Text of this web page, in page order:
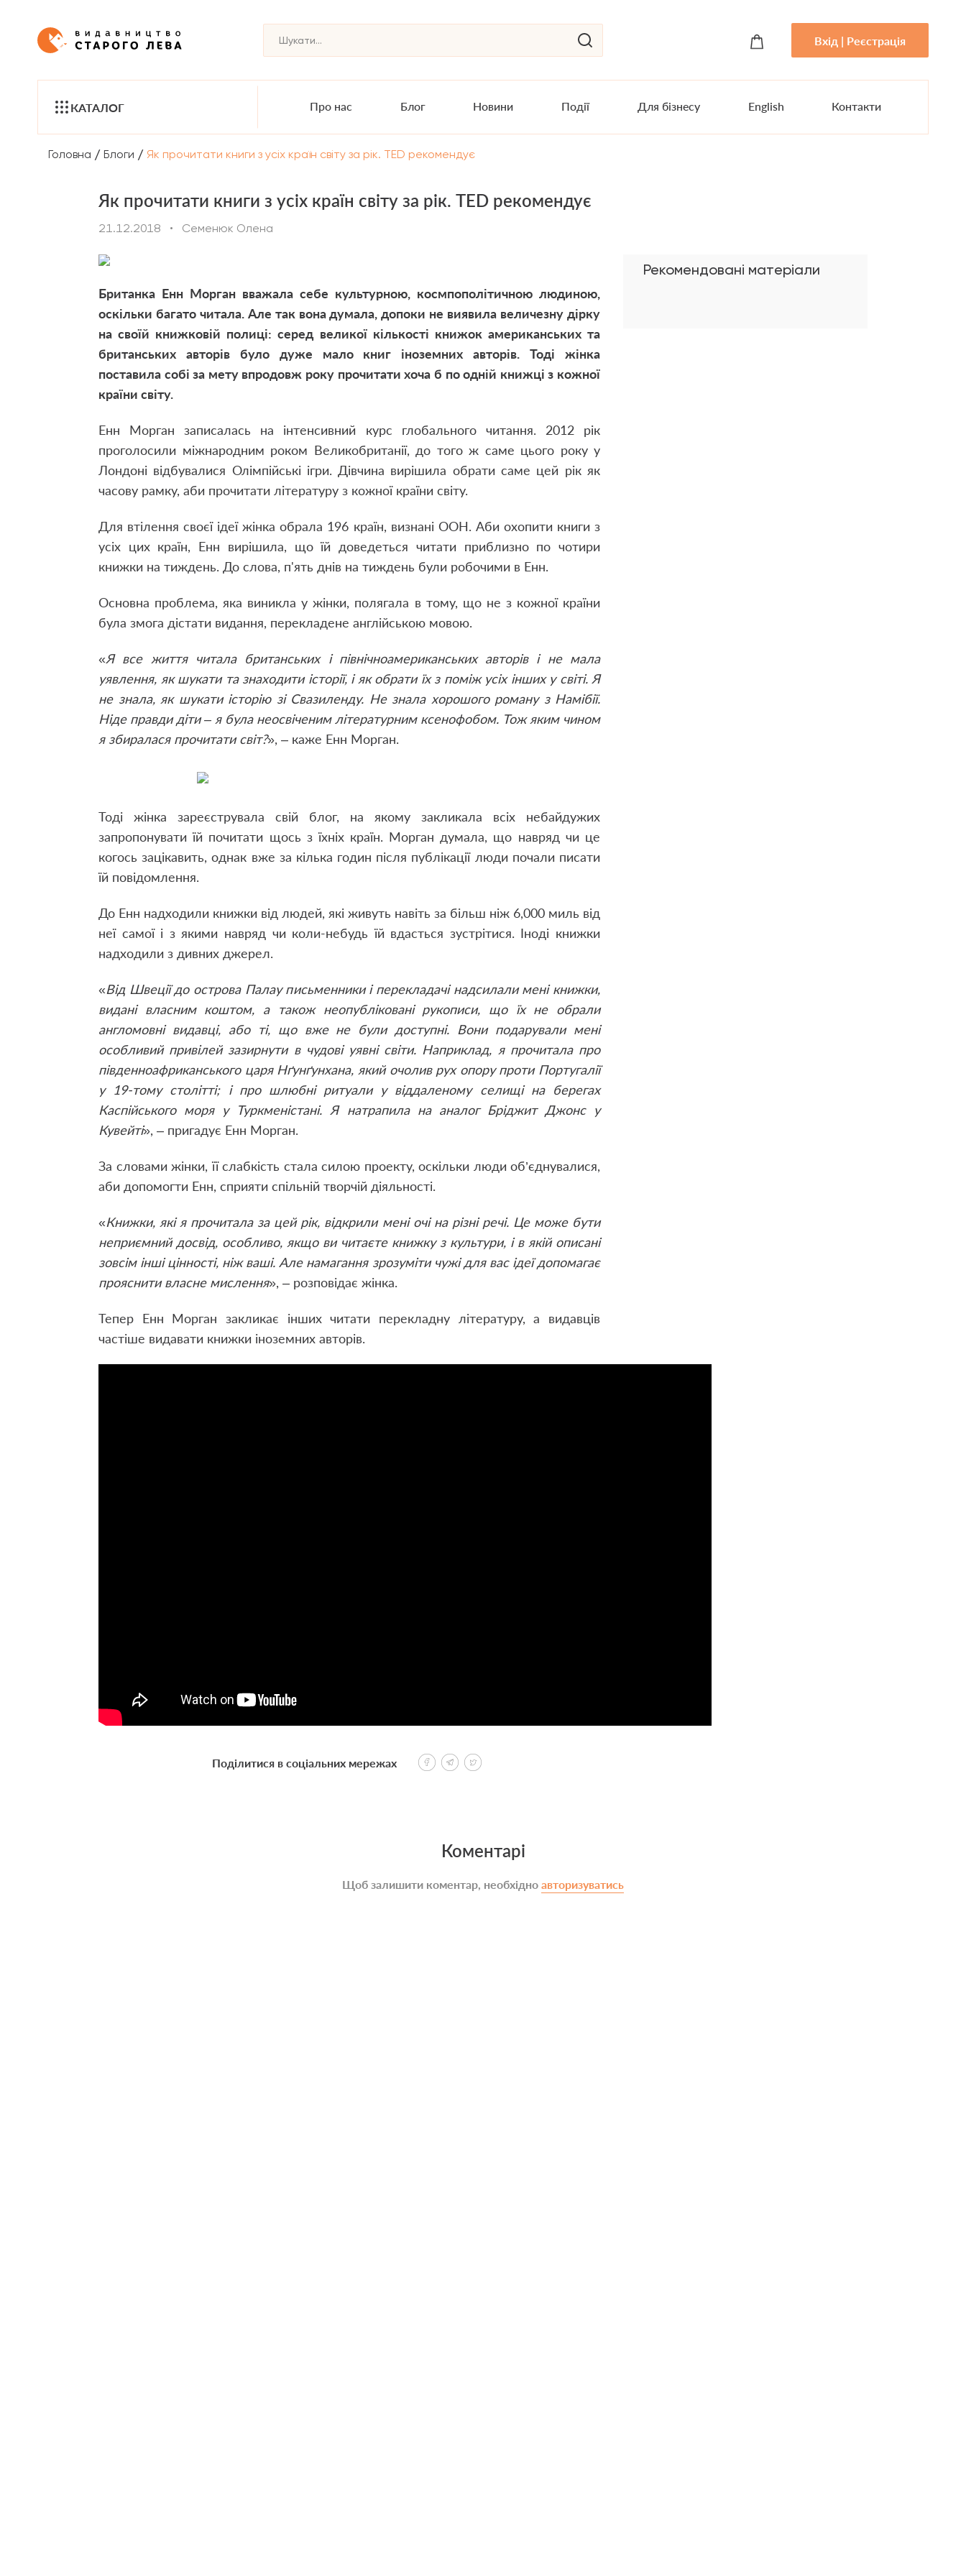
Вхід | Реєстрація
КАТАЛОГ Про нас Блог Новини Події Для бізнесу English Контакти
Головна / Блоги / Як прочитати книги з усіх країн світу за рік. TED рекомендує
Як прочитати книги з усіх країн світу за рік. TED рекомендує
21.12.2018 • Семенюк Олена
Британка Енн Морган вважала себе культурною, космпополітичною людиною,
оскільки багато читала. Але так вона думала, допоки не виявила величезну дірку
на своїй книжковій полиці: серед великої кількості книжок американських та
британських авторів було дуже мало книг іноземних авторів. Тоді жінка
поставила собі за мету впродовж року прочитати хоча б по одній книжці з кожної
країни світу.
Енн Морган записалась на інтенсивний курс глобального читання. 2012 рік
проголосили міжнародним роком Великобританії, до того ж саме цього року у
Лондоні відбувалися Олімпійські ігри. Дівчина вирішила обрати саме цей рік як
часову рамку, аби прочитати літературу з кожної країни світу.
Для втілення своєї ідеї жінка обрала 196 країн, визнані ООН. Аби охопити книги з
усіх цих країн, Енн вирішила, що їй доведеться читати приблизно по чотири
книжки на тиждень. До слова, п'ять днів на тиждень були робочими в Енн.
Основна проблема, яка виникла у жінки, полягала в тому, що не з кожної країни
була змога дістати видання, перекладене англійською мовою.
«Я все життя читала британських і північноамериканських авторів і не мала
уявлення, як шукати та знаходити історії, і як обрати їх з поміж усіх інших у світі. Я
не знала, як шукати історію зі Свазиленду. Не знала хорошого роману з Намібії.
Ніде правди діти – я була неосвіченим літературним ксенофобом. Тож яким чином
я збиралася прочитати світ?», – каже Енн Морган.
Тоді жінка зареєструвала свій блог, на якому закликала всіх небайдужих
запропонувати їй почитати щось з їхніх країн. Морган думала, що навряд чи це
когось зацікавить, однак вже за кілька годин після публікації люди почали писати
їй повідомлення.
До Енн надходили книжки від людей, які живуть навіть за більш ніж 6,000 миль від
неї самої і з якими навряд чи коли-небудь їй вдасться зустрітися. Іноді книжки
надходили з дивних джерел.
«Від Швеції до острова Палау письменники і перекладачі надсилали мені книжки,
видані власним коштом, а також неопубліковані рукописи, що їх не обрали
англомовні видавці, або ті, що вже не були доступні. Вони подарували мені
особливий привілей зазирнути в чудові уявні світи. Наприклад, я прочитала про
південноафриканського царя Нґунґунхана, який очолив рух опору проти Португалії
у 19-тому столітті; і про шлюбні ритуали у віддаленому селищі на берегах
Каспійського моря у Туркменістані. Я натрапила на аналог Бріджит Джонс у
Кувейті», – пригадує Енн Морган.
За словами жінки, її слабкість стала силою проекту, оскільки люди об’єднувалися,
аби допомогти Енн, сприяти спільній творчій діяльності.
«Книжки, які я прочитала за цей рік, відкрили мені очі на різні речі. Це може бути
неприємний досвід, особливо, якщо ви читаєте книжку з культури, і в якій описані
зовсім інші цінності, ніж ваші. Але намагання зрозуміти чужі для вас ідеї допомагає
прояснити власне мислення», – розповідає жінка.
Тепер Енн Морган закликає інших читати перекладну літературу, а видавців
частіше видавати книжки іноземних авторів.
Рекомендовані матеріали
Поділитися в соціальних мережах
Коментарі
Щоб залишити коментар, необхідно авторизуватись